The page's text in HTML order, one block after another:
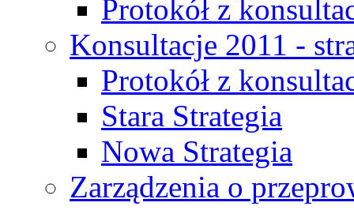
Protokół z
Konsultacje 2011 -
Protokół z
Stara Strategia
Nowa Strategia
Zarządzenia o